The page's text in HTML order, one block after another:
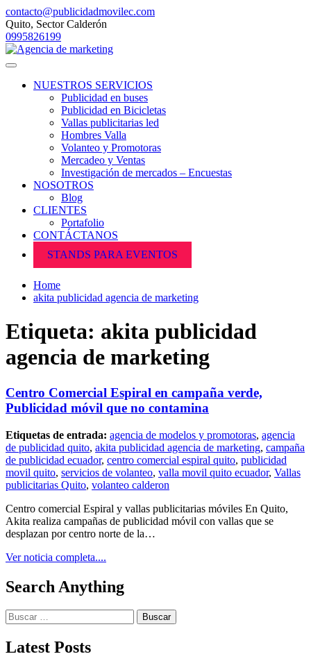
contacto@publicidadmovilec.com
Quito, Sector Calderón
0995826199
NUESTROS SERVICIOS
Publicidad en buses
Publicidad en Bicicletas
Vallas publicitarias led
Hombres Valla
Volanteo y Promotoras
Mercadeo y Ventas
Investigación de mercados – Encuestas
NOSOTROS
Blog
CLIENTES
Portafolio
CONTÁCTANOS
STANDS PARA EVENTOS
Home
akita publicidad agencia de marketing
Etiqueta: akita publicidad
agencia de marketing
Centro Comercial Espiral en campaña verde,
Publicidad móvil que no contamina
Etiquetas de entrada: agencia de modelos y promotoras, agencia
de publicidad quito, akita publicidad agencia de marketing, campaña
de publicidad ecuador, centro comercial espiral quito, publicidad
movil quito, servicios de volanteo, valla movil quito ecuador, Vallas
publicitarias Quito, volanteo calderon
Centro comercial Espiral y vallas publicitarias móviles En Quito,
Akita realiza campañas de publicidad móvil con vallas que se
desplazan por centro norte de la…
Ver noticia completa....
Search Anything
Latest Posts